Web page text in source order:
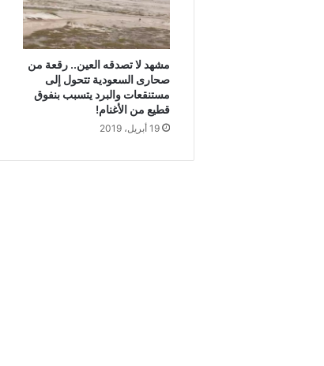
مشهد لا تصدقه العين.. رقعة من
صحارى السعودية تتحول إلى
مستنقعات والبرد يتسبب بنفوق
قطيع من الأغنام!
19 أبريل، 2019